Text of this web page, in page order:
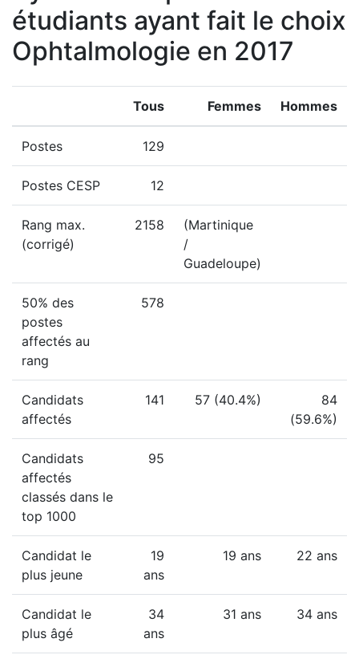
étudiants ayant fait le choix
Ophtalmologie en 2017
Tous Femmes Hommes
Postes 129
Postes CESP 12
Rang max.
(corrigé)
2158
(Martinique
/
Guadeloupe)
50% des
postes
affectés au
rang
578
Candidats
affectés
141 57 (40.4%)
84
(59.6%)
Candidats
affectés
classés dans le
top 1000
95
Candidat le
plus jeune
19
ans
19 ans 22 ans
Candidat le
plus âgé
34
ans
31 ans 34 ans